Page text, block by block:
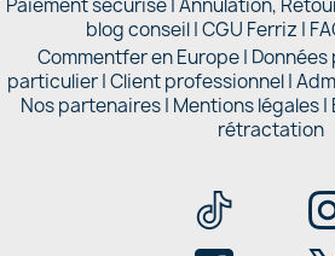
Paiement sécurisé|Annulation,
blog conseil|CGU Ferriz |
Commentfer en Europe| Données
particulier|Client professionnel|
Nos partenaires | Mentions légales|
rétractation